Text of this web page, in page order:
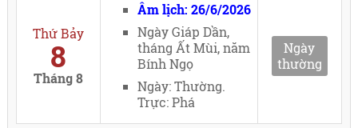
Thứ Bảy
8
Tháng 8
Âm lịch: 26/6/2026
Ngày Giáp Dần,
tháng Ất Mùi, năm
Bính Ngọ
Ngày: Thường.
Trực: Phá
Ngày
thường